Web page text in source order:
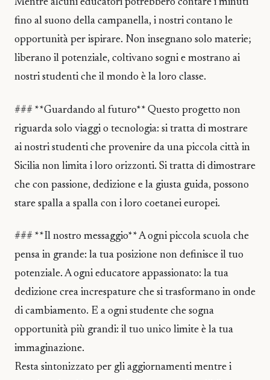
Mentre alcuni educatori potrebbero contare i minuti
fino al suono della campanella, i nostri contano le
opportunità per ispirare. Non insegnano solo materie;
liberano il potenziale, coltivano sogni e mostrano ai
nostri studenti che il mondo è la loro classe.
### **Guardando al futuro** Questo progetto non
riguarda solo viaggi o tecnologia: si tratta di mostrare
ai nostri studenti che provenire da una piccola città in
Sicilia non limita i loro orizzonti. Si tratta di dimostrare
che con passione, dedizione e la giusta guida, possono
stare spalla a spalla con i loro coetanei europei.
### **Il nostro messaggio** A ogni piccola scuola che
pensa in grande: la tua posizione non definisce il tuo
potenziale. A ogni educatore appassionato: la tua
dedizione crea increspature che si trasformano in onde
di cambiamento. E a ogni studente che sogna
opportunità più grandi: il tuo unico limite è la tua
immaginazione.
Resta sintonizzato per gli aggiornamenti mentre i